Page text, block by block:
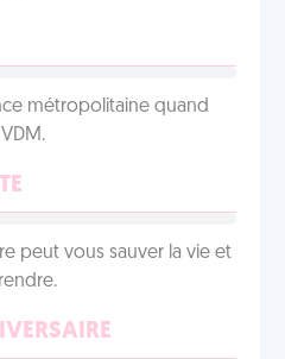
métropolitaine quand
peut vous sauver la vie et